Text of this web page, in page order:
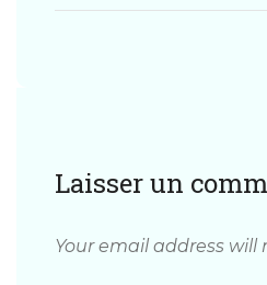
Laisser un
Your email address will